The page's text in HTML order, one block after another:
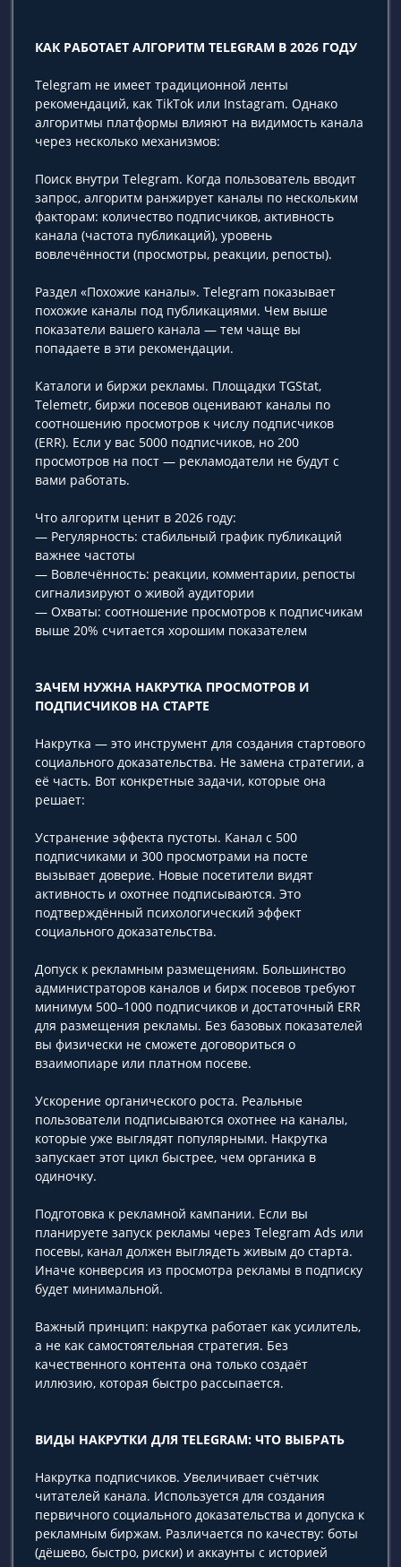
КАК РАБОТАЕТ АЛГОРИТМ TELEGRAM В 2026 ГОДУ
Telegram не имеет традиционной ленты
рекомендаций, как TikTok или Instagram. Однако
алгоритмы платформы влияют на видимость канала
через несколько механизмов:
Поиск внутри Telegram. Когда пользователь вводит
запрос, алгоритм ранжирует каналы по нескольким
факторам: количество подписчиков, активность
канала (частота публикаций), уровень
вовлечённости (просмотры, реакции, репосты).
Раздел «Похожие каналы». Telegram показывает
похожие каналы под публикациями. Чем выше
показатели вашего канала — тем чаще вы
попадаете в эти рекомендации.
Каталоги и биржи рекламы. Площадки TGStat,
Telemetr, биржи посевов оценивают каналы по
соотношению просмотров к числу подписчиков
(ERR). Если у вас 5000 подписчиков, но 200
просмотров на пост — рекламодатели не будут с
вами работать.
Что алгоритм ценит в 2026 году:
— Регулярность: стабильный график публикаций
важнее частоты
— Вовлечённость: реакции, комментарии, репосты
сигнализируют о живой аудитории
— Охваты: соотношение просмотров к подписчикам
выше 20% считается хорошим показателем
ЗАЧЕМ НУЖНА НАКРУТКА ПРОСМОТРОВ И
ПОДПИСЧИКОВ НА СТАРТЕ
Накрутка — это инструмент для создания стартового
социального доказательства. Не замена стратегии, а
её часть. Вот конкретные задачи, которые она
решает:
Устранение эффекта пустоты. Канал с 500
подписчиками и 300 просмотрами на посте
вызывает доверие. Новые посетители видят
активность и охотнее подписываются. Это
подтверждённый психологический эффект
социального доказательства.
Допуск к рекламным размещениям. Большинство
администраторов каналов и бирж посевов требуют
минимум 500–1000 подписчиков и достаточный ERR
для размещения рекламы. Без базовых показателей
вы физически не сможете договориться о
взаимопиаре или платном посеве.
Ускорение органического роста. Реальные
пользователи подписываются охотнее на каналы,
которые уже выглядят популярными. Накрутка
запускает этот цикл быстрее, чем органика в
одиночку.
Подготовка к рекламной кампании. Если вы
планируете запуск рекламы через Telegram Ads или
посевы, канал должен выглядеть живым до старта.
Иначе конверсия из просмотра рекламы в подписку
будет минимальной.
Важный принцип: накрутка работает как усилитель,
а не как самостоятельная стратегия. Без
качественного контента она только создаёт
иллюзию, которая быстро рассыпается.
ВИДЫ НАКРУТКИ ДЛЯ TELEGRAM: ЧТО ВЫБРАТЬ
Накрутка подписчиков. Увеличивает счётчик
читателей канала. Используется для создания
первичного социального доказательства и допуска к
рекламным биржам. Различается по качеству: боты
(дёшево, быстро, риски) и аккаунты с историей